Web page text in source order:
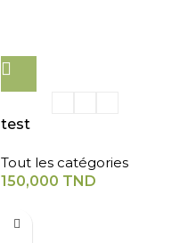
test
Tout les catégories
150,000 TND